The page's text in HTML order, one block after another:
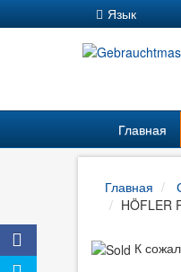
Язык
Главная
Главная
HÖFLER
К